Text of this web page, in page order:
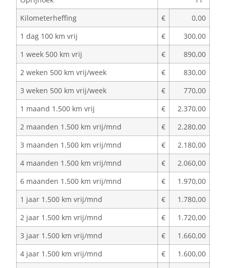
Kilometerheffing
€
0,00
1 dag 100 km vrij
€
300,00
1 week 500 km vrij
€
890,00
2 weken 500 km vrij/week
€
830,00
3 weken 500 km vrij/week
€
770,00
1 maand 1.500 km vrij
€
2.370,00
2 maanden 1.500 km vrij/mnd
€
2.280,00
3 maanden 1.500 km vrij/mnd
€
2.180,00
4 maanden 1.500 km vrij/mnd
€
2.060,00
6 maanden 1.500 km vrij/mnd
€
1.970,00
1 jaar 1.500 km vrij/mnd
€
1.780,00
2 jaar 1.500 km vrij/mnd
€
1.720,00
3 jaar 1.500 km vrij/mnd
€
1.660,00
4 jaar 1.500 km vrij/mnd
€
1.600,00